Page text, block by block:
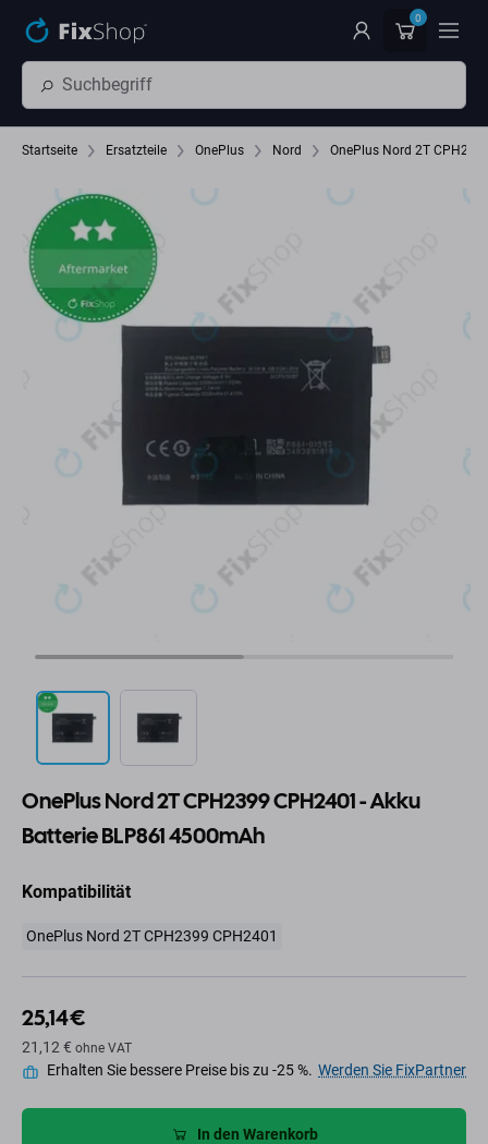
0
Startseite Ersatzteile OnePlus Nord OnePlus Nord 2T
OnePlus Nord 2T CPH2399 CPH2401 - Akku
Batterie BLP861 4500mAh
Kompatibilität
OnePlus Nord 2T CPH2399 CPH2401
25,14 €
21,12 € ohne VAT
Erhalten Sie bessere Preise bis zu -25 %. Werden Sie FixPartner
In den Warenkorb